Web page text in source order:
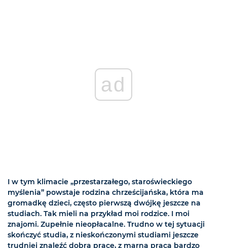
ad
I w tym klimacie „przestarzałego, staroświeckiego
myślenia” powstaje rodzina chrześcijańska, która ma
gromadkę dzieci, często pierwszą dwójkę jeszcze na
studiach. Tak mieli na przykład moi rodzice. I moi
znajomi. Zupełnie nieopłacalne. Trudno w tej sytuacji
skończyć studia, z nieskończonymi studiami jeszcze
trudniej znaleźć dobrą pracę, z marną pracą bardzo